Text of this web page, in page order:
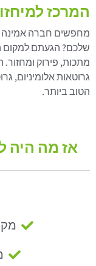
המרכז
מחפשים חברה אמינה
שלכם? הגעתם למקום
מתכות, פירוק ומחזור.
גרוטאות אלומיניום,
הטוב ביותר.
אז מה היה